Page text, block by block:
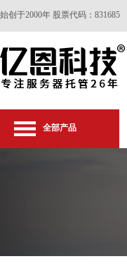
始创于2000年 股票代码：831685
全部产品